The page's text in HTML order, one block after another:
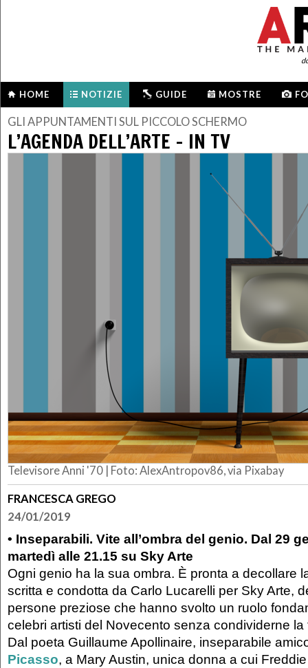
HOME NOTIZIE GUIDE MOSTRE
GLI APPUNTAMENTI SUL PICCOLO SCHERMO
L’AGENDA DELL’ARTE – IN TV
Televisore Anni '70 | Foto: AlexAntropov86, via Pixabay
FRANCESCA GREGO
24/01/2019
• Inseparabili. Vite all’ombra del genio. Dal 29
martedì alle 21.15 su Sky Arte
Ogni genio ha la sua ombra. È pronta a decollare
scritta e condotta da Carlo Lucarelli per Sky Arte,
persone preziose che hanno svolto un ruolo
celebri artisti del Novecento senza condividerne la
Dal poeta Guillaume Apollinaire, inseparabile
Picasso, a Mary Austin, unica donna a cui